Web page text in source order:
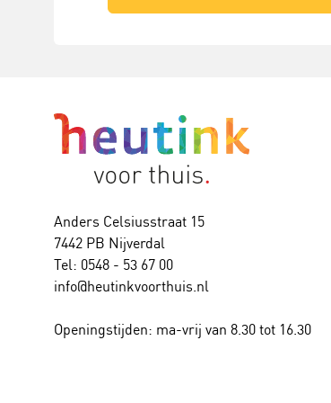
Anders Celsiusstraat 15
7442 PB Nijverdal
Tel: 0548 - 53 67 00
info@heutinkvoorthuis.nl
Openingstijden: ma-vrij van 8.30 tot 16.30